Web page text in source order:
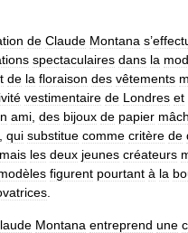
de Claude Montana s’
spectaculaires dans la
de la floraison des vêtements
vestimentaire de Londres et
ami des bijoux de papier
qui substitue comme critère de
mais les deux jeunes créateurs
figurent pourtant à la
Montana entreprend une